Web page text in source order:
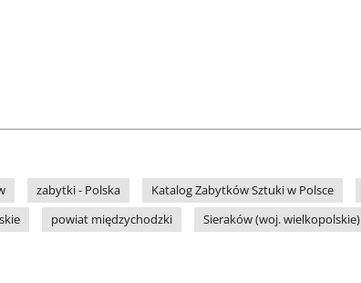
zabytki - Polska Katalog Zabytków Sztuki w Polsce
powiat międzychodzki Sieraków (woj. wielkopolskie)